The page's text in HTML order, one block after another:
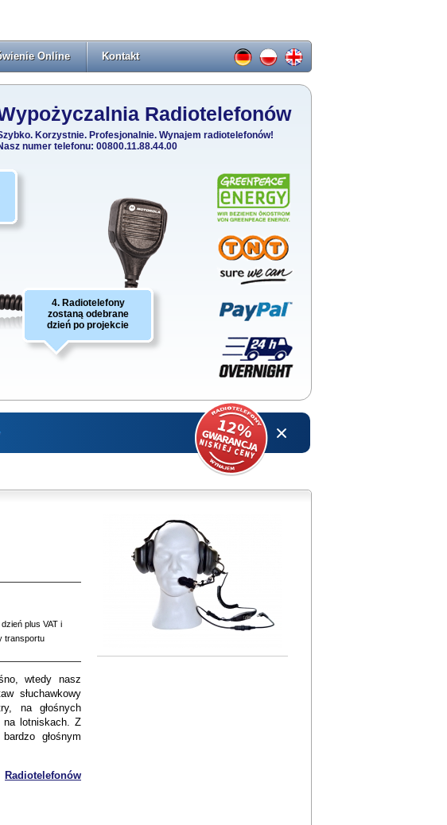
Online Kontakt
Radiotelefonów
Korzystnie. Profesjonalnie. Wynajem radiotelefonów!
numer telefonu: 00800.11.88.44.00
4. Radiotelefony
zostaną odebrane
dzień po projekcie
plus VAT i
transportu
wtedy nasz
słuchawkowy
na głośnych
na lotniskach. Z
głośnym
Radiotelefonów